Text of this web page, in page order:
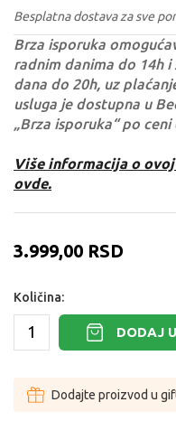
Besplatna dostava za sve
Brza isporuka
radnim danima do 14h
dana do 20h, uz
usluga je dostupna u
„Brza isporuka“ po
Više informacija o
ovde.
3.999,00 RSD
Količina:
DODAJ
Dodajte proizvod u